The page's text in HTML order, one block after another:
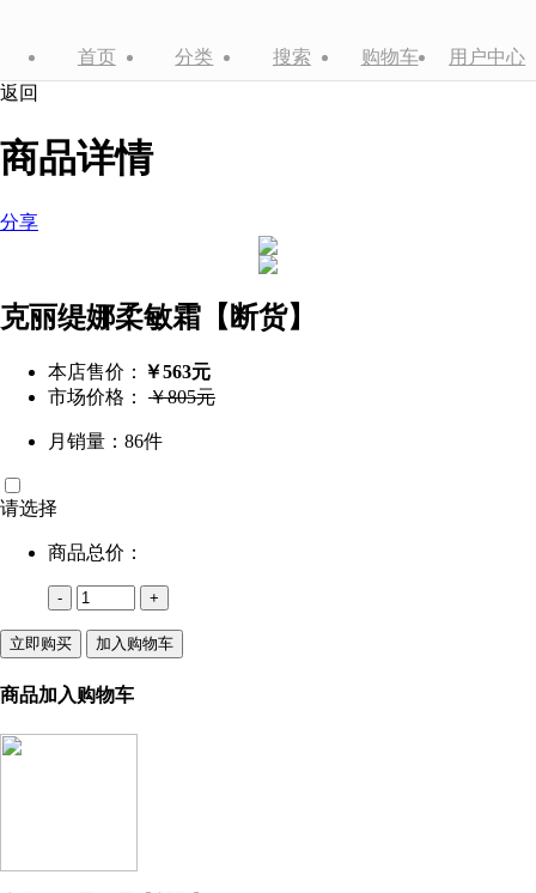
首页 分类 搜索 购物车
用户中心
返回
商品详情
分享
克丽缇娜柔敏霜【断货】
本店售价： ￥563元
市场价格： ￥805元
月销量：86件
请选择
商品总价：
- +
立即购买 加入购物车
商品加入购物车